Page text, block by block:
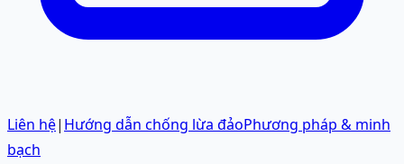
Liên hệ| Hướng dẫn chống lừa đảoPhương pháp & minh
bạch